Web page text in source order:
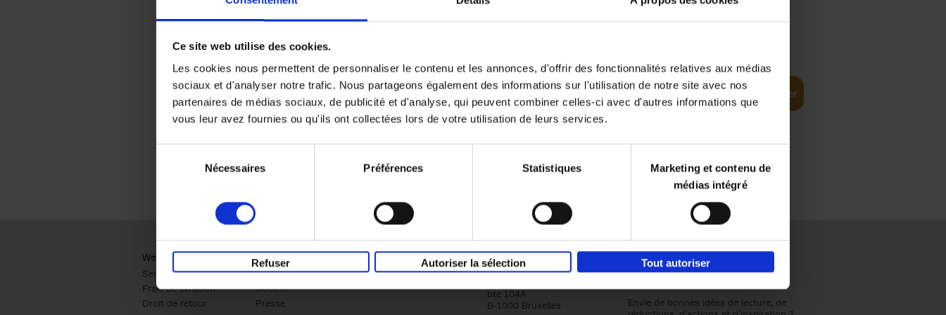
Ce site web utilise des cookies.
Les cookies nous permettent de personnaliser le contenu et les annonces, d'offrir des fonctionnalités relatives aux médias
sociaux et d'analyser notre trafic. Nous partageons également des informations sur l'utilisation de notre site avec nos
partenaires de médias sociaux, de publicité et d'analyse, qui peuvent combiner celles-ci avec d'autres informations que
vous leur avez fournies ou qu'ils ont collectées lors de votre utilisation de leurs services.
Nécessaires Préférences Statistiques
Marketing et contenu de
médias intégré
Refuser Autoriser la sélection Tout autoriser
Planning to Promoting
Clo Willaerts
Couverture souple
352 Ajouter au panier
Webshop
Service clients
Frais de livraison
Droit de retour
Business
Ventes
Société
Presse
Société
Qui sommes-nous?
Éditions Racine
Tour & Taxis
bte 104A
B-1000 Bruxelles
Envie de bonnes idées de lecture, de